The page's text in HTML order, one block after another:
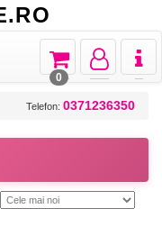
Toggle
Toggle
navigation
Toggle
navigation
0
Telefon: 0371236350